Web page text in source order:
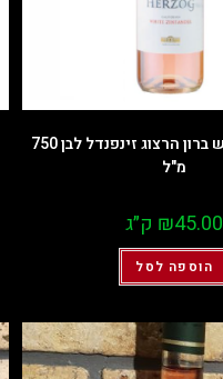
יין רוזה חצי יבש ברון הרצוג זינפנדל לבן 750
מ"ל
₪45.00 ק״ג
הוספה לסל